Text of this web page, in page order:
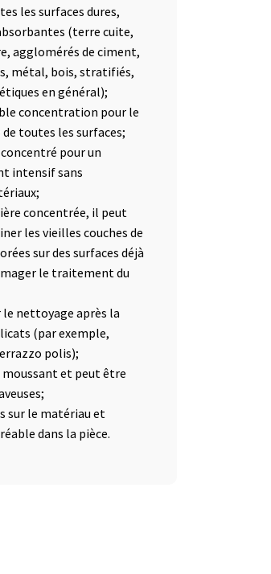
les surfaces dures,
(terre cuite,
agglomérés de ciment,
métal, bois, stratifiés,
en général);
concentration pour le
toutes les surfaces;
pour un
intensif sans
concentrée, il peut
les vieilles couches de
sur des surfaces déjà
le traitement du
nettoyage après la
(par exemple,
polis);
et peut être
sur le matériau et
dans la pièce.